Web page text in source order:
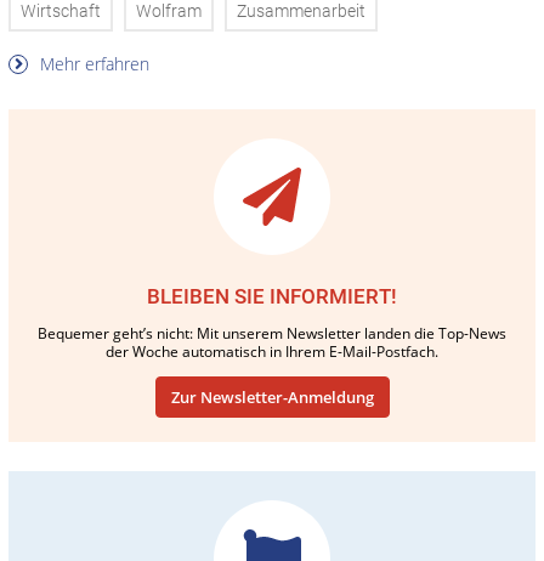
Wirtschaft Wolfram Zusammenarbeit
Mehr erfahren
BLEIBEN SIE INFORMIERT!
Bequemer geht’s nicht: Mit unserem Newsletter landen die Top-News
der Woche automatisch in Ihrem E-Mail-Postfach.
Zur Newsletter-Anmeldung